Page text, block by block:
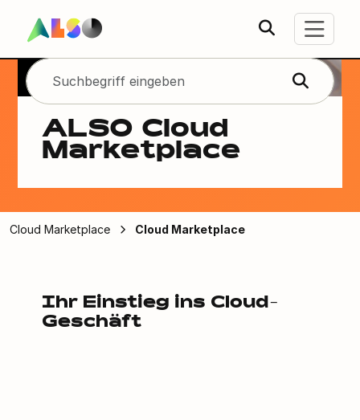
ALSO Cloud
Marketplace
Cloud Marketplace Cloud Marketplace
Ihr Einstieg ins Cloud-
Geschäft